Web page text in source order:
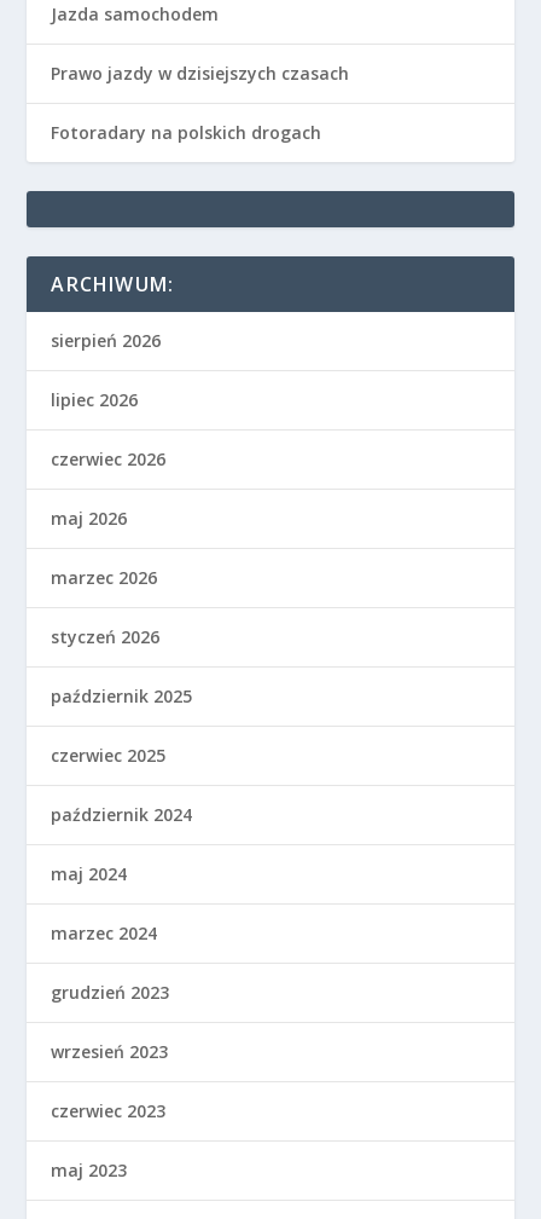
Jazda samochodem
Prawo jazdy w dzisiejszych czasach
Fotoradary na polskich drogach
ARCHIWUM:
sierpień 2026
lipiec 2026
czerwiec 2026
maj 2026
marzec 2026
styczeń 2026
październik 2025
czerwiec 2025
październik 2024
maj 2024
marzec 2024
grudzień 2023
wrzesień 2023
czerwiec 2023
maj 2023